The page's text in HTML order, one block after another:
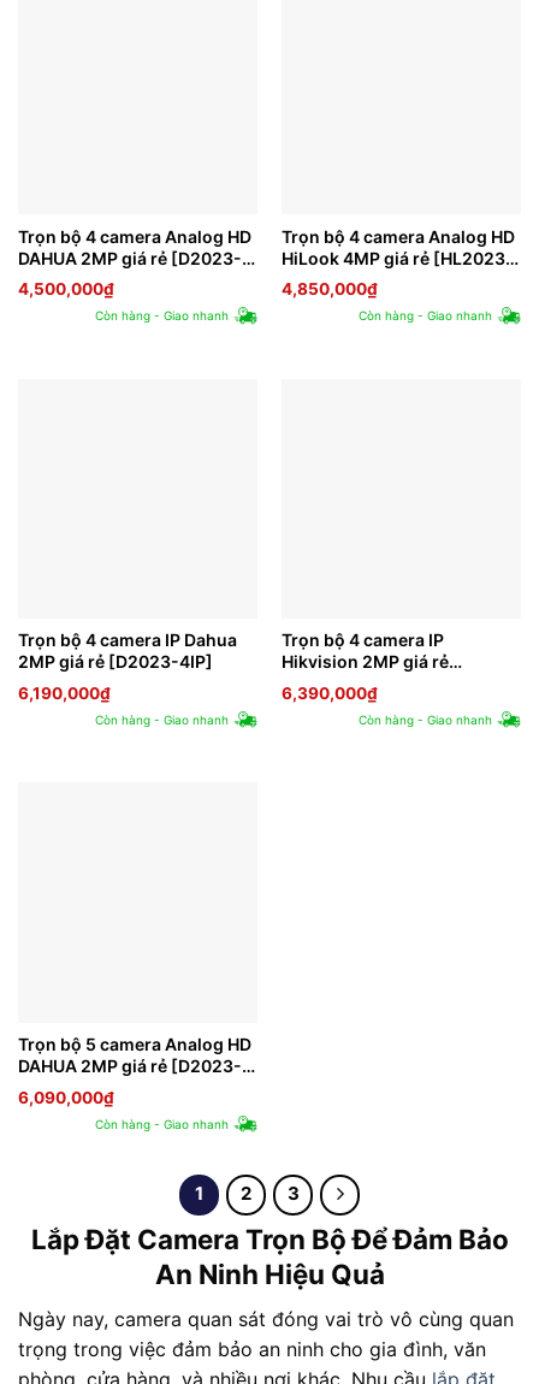
Trọn bộ 4 camera Analog HD
DAHUA 2MP giá rẻ [D2023-
4]
4,500,000₫
Còn hàng - Giao nhanh
Trọn bộ 4 camera Analog HD
HiLook 4MP giá rẻ [HL2023-
4]
4,850,000₫
Còn hàng - Giao nhanh
Trọn bộ 4 camera IP Dahua
2MP giá rẻ [D2023-4IP]
6,190,000₫
Còn hàng - Giao nhanh
Trọn bộ 4 camera IP
Hikvision 2MP giá rẻ
[H2023-4IP]
6,390,000₫
Còn hàng - Giao nhanh
Trọn bộ 5 camera Analog HD
DAHUA 2MP giá rẻ [D2023-
5]
6,090,000₫
Còn hàng - Giao nhanh
1 2 3
Lắp Đặt Camera Trọn Bộ Để Đảm Bảo
An Ninh Hiệu Quả
Ngày nay, camera quan sát đóng vai trò vô cùng quan
trọng trong việc đảm bảo an ninh cho gia đình, văn
phòng, cửa hàng, và nhiều nơi khác. Nhu cầu lắp đặt